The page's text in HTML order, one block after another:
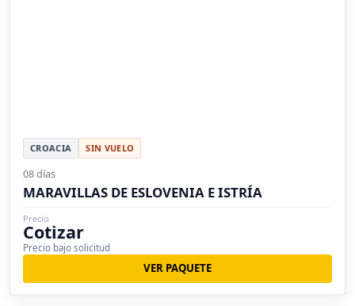
CROACIA SIN VUELO
08 días
MARAVILLAS DE ESLOVENIA E ISTRÍA
Precio
Cotizar
Precio bajo solicitud
VER PAQUETE